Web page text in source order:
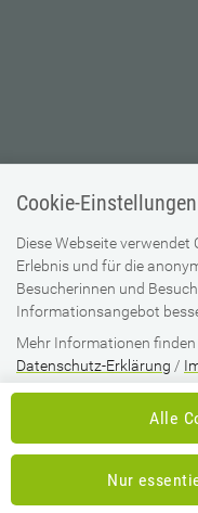
Cookie-Einstellungen
Diese Webseite
Erlebnis und für die
Besucherinnen und
Informationsangebot
Mehr Informationen finden
Datenschutz-Erklärung /
Alle
Nur
SV-TRÄGER
BARRIEREFREIHEIT